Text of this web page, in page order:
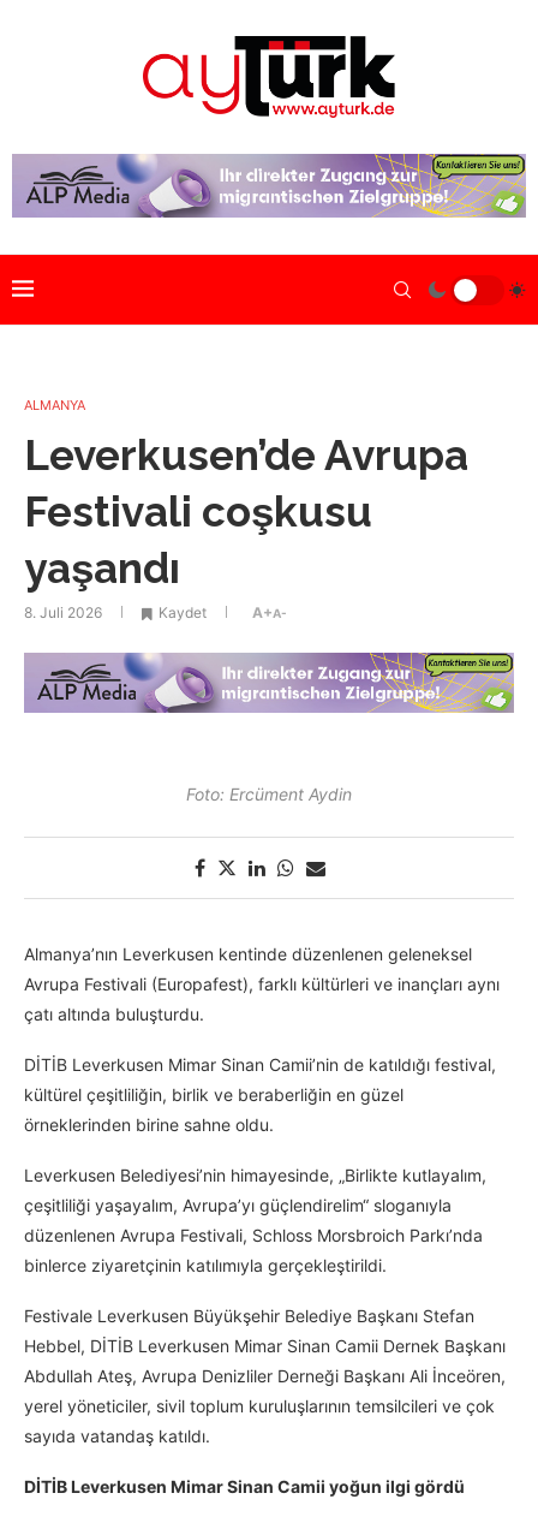
ALMANYA
Leverkusen’de Avrupa
Festivali coşkusu
yaşandı
8. Juli 2026 Kaydet A+A-
Foto: Ercüment Aydin
Almanya’nın Leverkusen kentinde düzenlenen geleneksel
Avrupa Festivali (Europafest), farklı kültürleri ve inançları aynı
çatı altında buluşturdu.
DİTİB Leverkusen Mimar Sinan Camii’nin de katıldığı festival,
kültürel çeşitliliğin, birlik ve beraberliğin en güzel
örneklerinden birine sahne oldu.
Leverkusen Belediyesi’nin himayesinde, „Birlikte kutlayalım,
çeşitliliği yaşayalım, Avrupa’yı güçlendirelim“ sloganıyla
düzenlenen Avrupa Festivali, Schloss Morsbroich Parkı’nda
binlerce ziyaretçinin katılımıyla gerçekleştirildi.
Festivale Leverkusen Büyükşehir Belediye Başkanı Stefan
Hebbel, DİTİB Leverkusen Mimar Sinan Camii Dernek Başkanı
Abdullah Ateş, Avrupa Denizliler Derneği Başkanı Ali İnceören,
yerel yöneticiler, sivil toplum kuruluşlarının temsilcileri ve çok
sayıda vatandaş katıldı.
DİTİB Leverkusen Mimar Sinan Camii yoğun ilgi gördü